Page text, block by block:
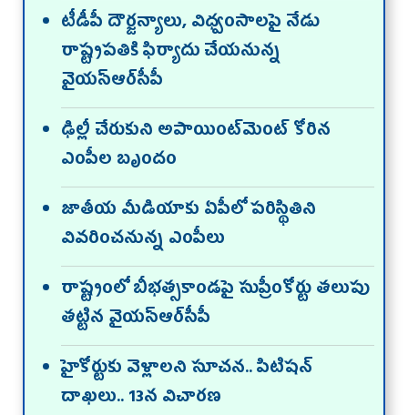
టీడీపీ దౌర్జన్యాలు, విధ్వంసాలపై నేడు
రాష్ట్రపతికి ఫిర్యాదు చేయనున్న
వైయ‌స్ఆర్‌సీపీ
ఢిల్లీ చేరుకుని అపాయింట్‌మెంట్‌ కోరిన
ఎంపీల బృందం
జాతీయ మీడియాకు ఏపీలో పరిస్థితిని
వివరించనున్న ఎంపీలు
రాష్ట్రంలో బీభత్సకాండపై సుప్రీంకోర్టు తలుపు
తట్టిన వైయ‌స్ఆర్‌సీపీ
హైకోర్టుకు వెళ్లాలని సూచన.. పిటిషన్‌
దాఖలు.. 13న విచారణ